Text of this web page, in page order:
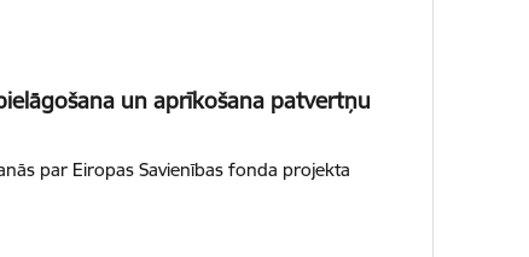
un aprīkošana patvertņu
par Eiropas Savienības fonda projekta